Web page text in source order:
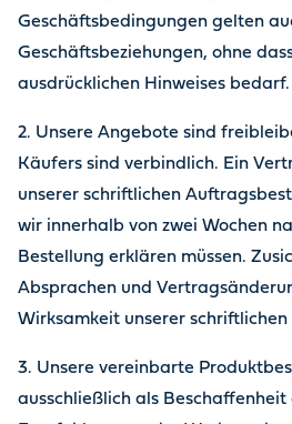
Geschäftsbedingungen gelten
Geschäftsbeziehungen, ohne
ausdrücklichen Hinweises bedarf.
2. Unsere Angebote sind
Käufers sind verbindlich. Ein
unserer schriftlichen
wir innerhalb von zwei Wochen
Bestellung erklären müssen.
Absprachen und
Wirksamkeit unserer
3. Unsere vereinbarte
ausschließlich als Beschaffenheit